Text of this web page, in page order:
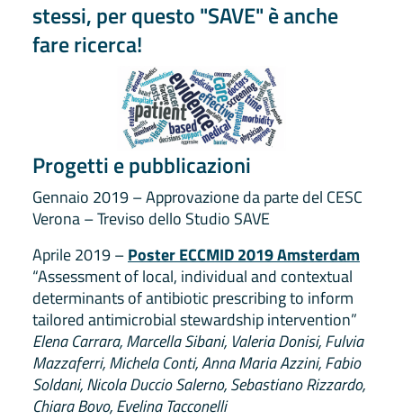
stessi, per questo "SAVE" è anche
fare ricerca!
Progetti e pubblicazioni
Gennaio 2019 – Approvazione da parte del CESC
Verona – Treviso dello Studio SAVE
Aprile 2019 –Poster ECCMID 2019 Amsterdam
“Assessment of local, individual and contextual
determinants of antibiotic prescribing to inform
tailored antimicrobial stewardship intervention”
Elena Carrara, Marcella Sibani, Valeria Donisi, Fulvia
Mazzaferri, Michela Conti, Anna Maria Azzini, Fabio
Soldani, Nicola Duccio Salerno, Sebastiano Rizzardo,
Chiara Bovo, Evelina Tacconelli